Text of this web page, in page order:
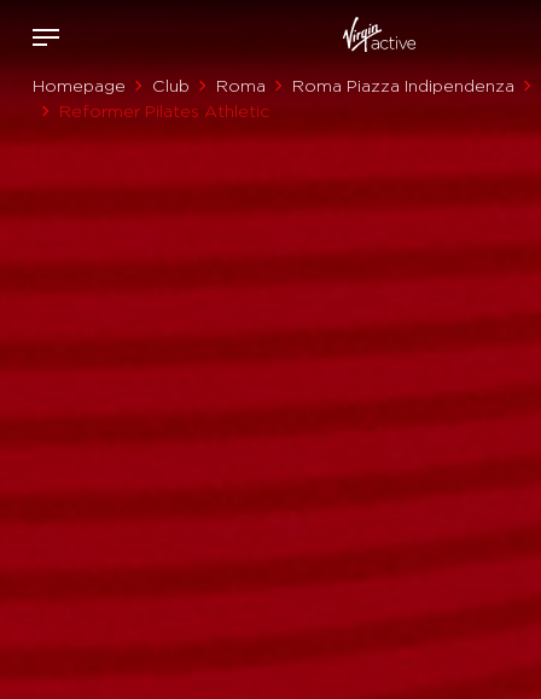
Homepage Club Roma
Roma Piazza Indipendenza
Reformer Pilates Athletic